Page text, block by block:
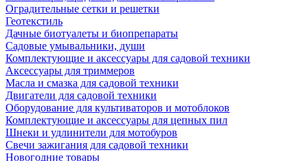
Оградительные сетки и решетки
Геотекстиль
Дачные биотуалеты и биопрепараты
Садовые умывальники, души
Комплектующие и аксессуары для садовой техники
Аксессуары для триммеров
Масла и смазка для садовой техники
Двигатели для садовой техники
Оборудование для культиваторов и мотоблоков
Комплектующие и аксессуары для цепных пил
Шнеки и удлинители для мотобуров
Свечи зажигания для садовой техники
Новогодние товары